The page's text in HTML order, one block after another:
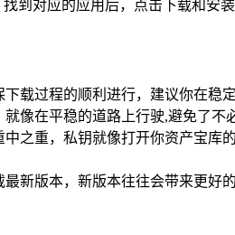
到对应的应用后，点击下载和安
载过程的顺利进行，建议你在
像在平稳的道路上行驶,避免了不
之重，私钥就像打开你资产宝
新版本，新版本往往会带来更